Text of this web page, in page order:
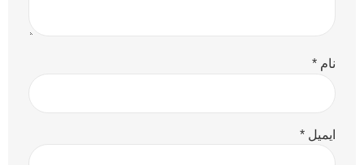
نام *
ایمیل *